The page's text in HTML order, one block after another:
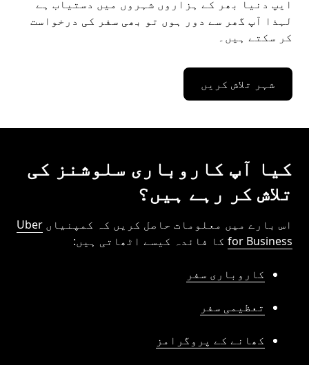
ایپ دنیا بھر کے ہزاروں شہروں میں دستیاب ہے
لہذا آپ گھر سے دور ہوں تو بھی سفر کی درخواست
کر سکتے ہیں۔
شہر تلاش کریں
کیا آپ کاروباری سلوشنز کی
تلاش کر رہے ہیں؟
اس بارے میں معلومات حاصل کریں کہ کمپنیاں Uber
for Business کا فائدہ کیسے اٹھاتی ہیں:
کاروباری سفر
تعظیمی سفر
کھانے کے پروگرامز